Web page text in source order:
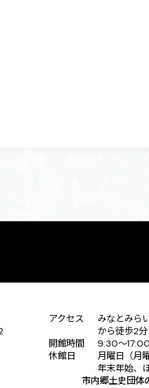
アクセス
みなとみら
から徒歩2分
開館時間
9:30〜17:00
休館日
月曜日（月
年末年始、
市内郷土史団体